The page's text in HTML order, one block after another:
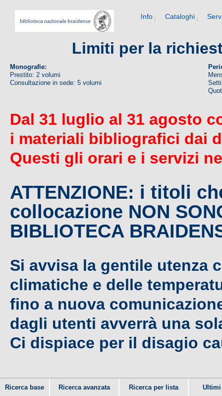
Info Cataloghi
Limiti per la
Monografie:
Prestito: 2 volumi
Consultazione in sede: 5 volumi
Dal 31 luglio al 31 agosto
i materiali bibliografici dai
Questi gli orari e i servizi
ATTENZIONE: i titoli
collocazione NON
BIBLIOTECA
Si avvisa la gentile utenza
climatiche e delle
fino a nuova
dagli utenti avverrà una
Ci dispiace per il disagio
Ricerca base Ricerca avanzata Ricerca per lista